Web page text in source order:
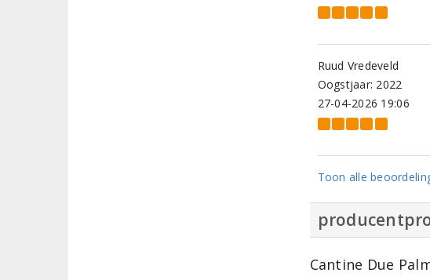
Ruud Vredeveld
Oogstjaar: 2022
27-04-2026 19:06
Toon alle
Cantine Due